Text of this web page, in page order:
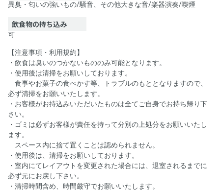
異臭・匂いの強いもの/騒音、その他大きな音/楽器演奏/喫煙
飲食物の持ち込み
可
【注意事項・利用規約】
・飲食は臭いのつかないもののみ可能となります。
・使用後は清掃をお願いしております。
食事やお菓子の食べかす等、トラブルのもととなりますので、
必ず清掃をお願いいたします。
・お客様がお持込みいただいたものは全てご自身でお持ち帰り下
さい。
・ゴミは必ずお客様が責任を持って分別の上処分をお願いいたし
ます。
スペース内に捨て置くことは認められません。
・使用後は、清掃をお願いしております。
・室内にてレイアウトを変更された場合には、退室されるまでに
必ず元にお戻し下さい。
・清掃時間含め、時間厳守でお願いいたします。